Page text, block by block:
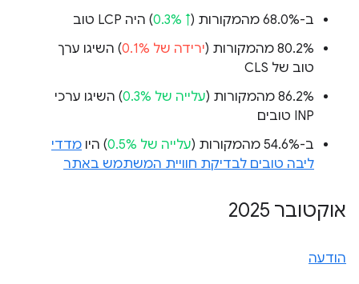
ב-68.0% מהמקורות (
↑ 0.3%
) היה LCP טוב
‫80.2% מהמקורות (
ירידה של 0.1%
) השיגו ערך
טוב של CLS
‫86.2% מהמקורות (
עלייה של 0.3%
) השיגו ערכי
INP טובים
ב-54.6% מהמקורות (
עלייה של 0.5% ) היו מדדי
ליבה טובים לבדיקת חוויית המשתמש באתר
אוקטובר 2025
הודעה